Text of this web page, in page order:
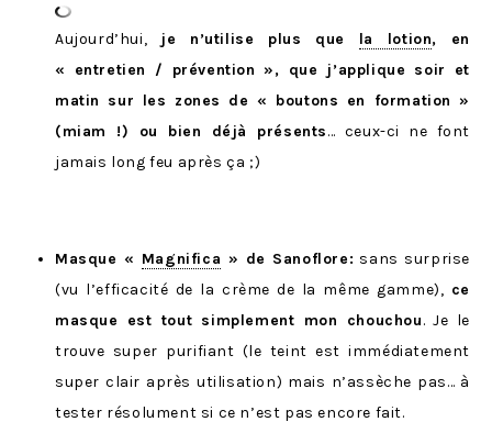
Aujourd’hui, je n’utilise plus que la lotion, en
« entretien / prévention », que j’applique soir et
matin sur les zones de « boutons en formation »
(miam !) ou bien déjà présents… ceux-ci ne font
jamais long feu après ça ;)
Masque « Magnifica » de Sanoflore: sans surprise
(vu l’efficacité de la crème de la même gamme), ce
masque est tout simplement mon chouchou. Je le
trouve super purifiant (le teint est immédiatement
super clair après utilisation) mais n’assèche pas… à
tester résolument si ce n’est pas encore fait.